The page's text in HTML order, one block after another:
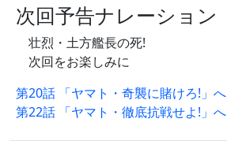
次回予告ナレーション
壮烈・土方艦長の死!
次回をお楽しみに
第20話 「ヤマト・奇襲に賭けろ!」へ
第22話 「ヤマト・徹底抗戦せよ!」へ